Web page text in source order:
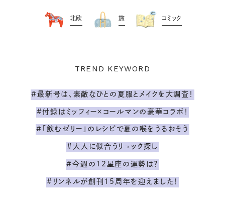
北欧 旅 コミック
TREND KEYWORD
#最新号は、素敵なひとの夏服とメイクを大調査！
#付録はミッフィー×コールマンの豪華コラボ！
#「飲むゼリー」のレシピで夏の喉をうるおそう
#大人に似合うリュック探し
#今週の12星座の運勢は？
#リンネルが創刊15周年を迎えました！